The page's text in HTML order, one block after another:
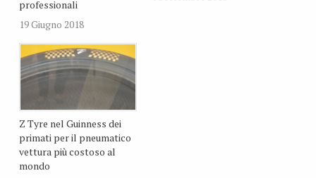
professionali
19 Giugno 2018
Z Tyre nel Guinness dei
primati per il pneumatico
vettura più costoso al
mondo